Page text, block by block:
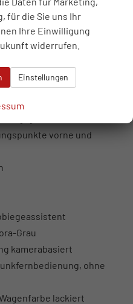
Verstärker, 260W
vorne und
Grau
kamerabasiert
ohne
lackiert
für die Sie uns Ihr
Ihre Einwilligung
widerrufen.
Einstellungen